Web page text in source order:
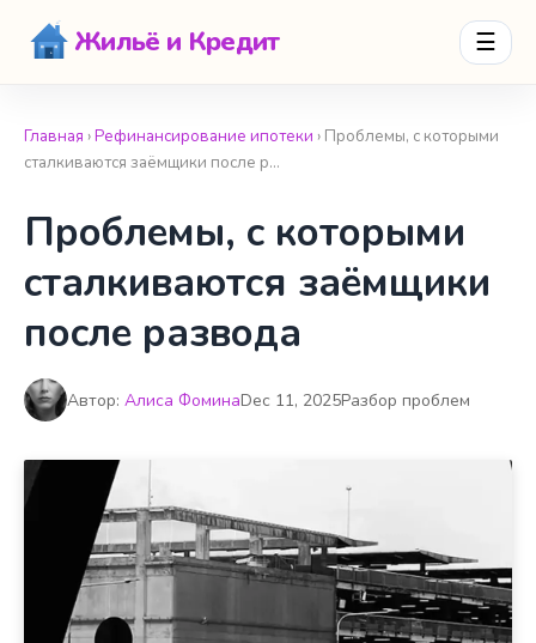
Жильё и Кредит ☰
Главная ›Рефинансирование ипотеки › Проблемы, с которыми
сталкиваются заёмщики после р…
Проблемы, с которыми
сталкиваются заёмщики
после развода
Автор: Алиса ФоминаDec 11, 2025Разбор проблем